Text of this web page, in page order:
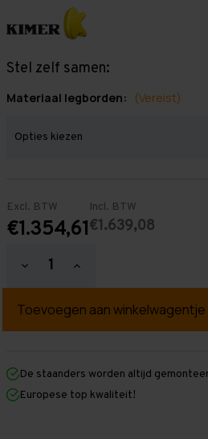
Stel zelf samen:
Materiaal legborden: (Vereist)
Excl. BTW
€1.354,61
Incl. BTW
€1.639,08
Hoeveelheid
verlagen
Grootvakstelling
mm
mm
x
800
Hoeveelheid
verhogen
Grootvakstelling
mm
mm
800
De staanders worden altijd
Europese top kwaliteit!